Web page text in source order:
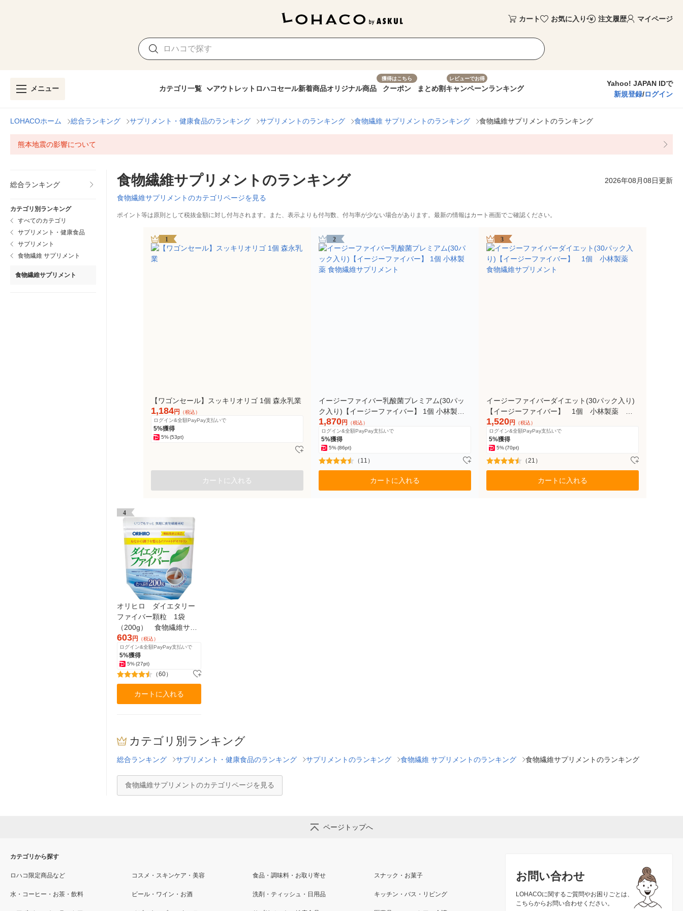
カート お気に入り 注文履歴 マイページ
メニュー カテゴリ一覧 アウトレット ロハコセール新着商品オリジナル商品
獲得はこちら
クーポン まとめ割
レビューでお得
キャンペーンランキング
Yahoo! JAPAN IDで
新規登録/ログイン
LOHACOホーム 総合ランキング サプリメント・健康食品のランキング サプリメントのランキング 食物繊維 サプリメントのランキング 食物繊維サプリメントのランキング
熊本地震の影響について
総合ランキング
カテゴリ別ランキング
すべてのカテゴリ
サプリメント・健康食品
サプリメント
食物繊維 サプリメント
食物繊維サプリメント
食物繊維サプリメントのランキング 2026年08月08日更新
食物繊維サプリメントのカテゴリページを見る
ポイント等は原則として税抜金額に対し付与されます。また、表示よりも付与数、付与率が少ない場合があります。最新の情報はカート画面でご確認ください。
1
【ワゴンセール】スッキリオリゴ 1個 森永乳業
1,184円
（税込）
ログイン&全額PayPay支払いで
5%獲得
5%(53pt)
カートに入れる
2
イージーファイバー乳酸菌プレミアム(30パッ
ク入り)【イージーファイバー】 1個 小林製薬
食物繊維サプリメント
1,870円
（税込）
ログイン&全額PayPay支払いで
5%獲得
5%(86pt)
（11）
カートに入れる
3
イージーファイバーダイエット(30パック入り)
【イージーファイバー】 1個 小林製薬 食
物繊維サプリメント
1,520円
（税込）
ログイン&全額PayPay支払いで
5%獲得
5%(70pt)
（21）
カートに入れる
4
オリヒロ ダイエタリー
ファイバー顆粒 1袋
（200g） 食物繊維サプ
リメント
603円 （税込）
ログイン&全額PayPay支払いで
5%獲得
5%(27pt)
（60）
カートに入れる
カテゴリ別ランキング
総合ランキング サプリメント・健康食品のランキング サプリメントのランキング 食物繊維 サプリメントのランキング 食物繊維サプリメントのランキング
食物繊維サプリメントのカテゴリページを見る
ページトップへ
お問い合わせ
LOHACOに関するご質問やお困りごとは、
こちらからお問い合わせください。
カテゴリから探す
ロハコ限定商品など コスメ・スキンケア・美容 食品・調味料・お取り寄せ スナック・お菓子
水・コーヒー・お茶・飲料 ビール・ワイン・お酒 洗剤・ティッシュ・日用品 キッチン・バス・リビング